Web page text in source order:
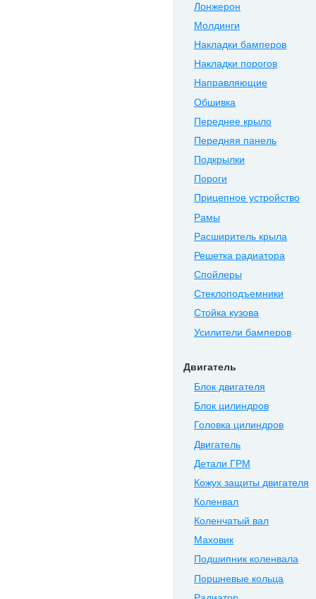
Лонжерон
Молдинги
Накладки бамперов
Накладки порогов
Направляющие
Обшивка
Переднее крыло
Передняя панель
Подкрылки
Пороги
Прицепное устройство
Рамы
Расширитель крыла
Решетка радиатора
Спойлеры
Стеклоподъемники
Стойка кузова
Усилители бамперов
Двигатель
Блок двигателя
Блок цилиндров
Головка цилиндров
Двигатель
Детали ГРМ
Кожух защиты двигателя
Коленвал
Коленчатый вал
Маховик
Подшипник коленвала
Поршневые кольца